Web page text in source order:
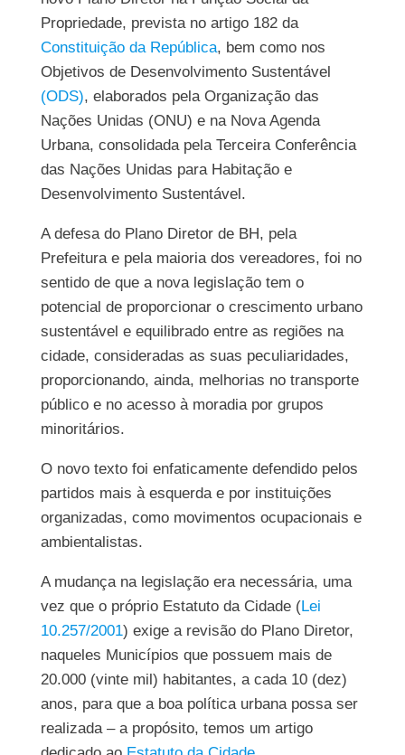
Propriedade, prevista no artigo 182 da
Constituição da República, bem como nos
Objetivos de Desenvolvimento Sustentável
(ODS), elaborados pela Organização das
Nações Unidas (ONU) e na Nova Agenda
Urbana, consolidada pela Terceira Conferência
das Nações Unidas para Habitação e
Desenvolvimento Sustentável.
A defesa do Plano Diretor de BH, pela
Prefeitura e pela maioria dos vereadores, foi no
sentido de que a nova legislação tem o
potencial de proporcionar o crescimento urbano
sustentável e equilibrado entre as regiões na
cidade, consideradas as suas peculiaridades,
proporcionando, ainda, melhorias no transporte
público e no acesso à moradia por grupos
minoritários.
O novo texto foi enfaticamente defendido pelos
partidos mais à esquerda e por instituições
organizadas, como movimentos ocupacionais e
ambientalistas.
A mudança na legislação era necessária, uma
vez que o próprio Estatuto da Cidade (Lei
10.257/2001) exige a revisão do Plano Diretor,
naqueles Municípios que possuem mais de
20.000 (vinte mil) habitantes, a cada 10 (dez)
anos, para que a boa política urbana possa ser
realizada – a propósito, temos um artigo